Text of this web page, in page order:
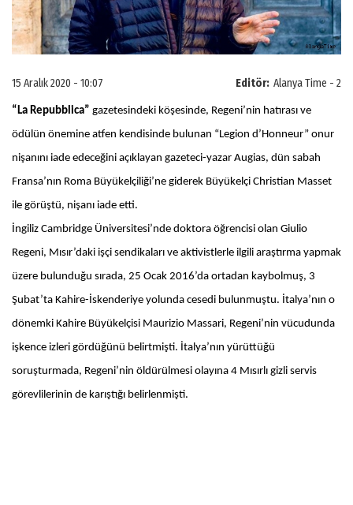
Editör: Alanya Time - 2
15 Aralık 2020 - 10:07
“La Repubblica” gazetesindeki köşesinde, Regeni’nin hatırası ve
ödülün önemine atfen kendisinde bulunan “Legion d’Honneur” onur
nişanını iade edeceğini açıklayan gazeteci-yazar Augias, dün sabah
Fransa’nın Roma Büyükelçiliği’ne giderek Büyükelçi Christian Masset
ile görüştü, nişanı iade etti.
İngiliz Cambridge Üniversitesi’nde doktora öğrencisi olan Giulio
Regeni, Mısır’daki işçi sendikaları ve aktivistlerle ilgili araştırma yapmak
üzere bulunduğu sırada, 25 Ocak 2016’da ortadan kaybolmuş, 3
Şubat’ta Kahire-İskenderiye yolunda cesedi bulunmuştu. İtalya’nın o
dönemki Kahire Büyükelçisi Maurizio Massari, Regeni’nin vücudunda
işkence izleri gördüğünü belirtmişti. İtalya’nın yürüttüğü
soruşturmada, Regeni’nin öldürülmesi olayına 4 Mısırlı gizli servis
görevlilerinin de karıştığı belirlenmişti.